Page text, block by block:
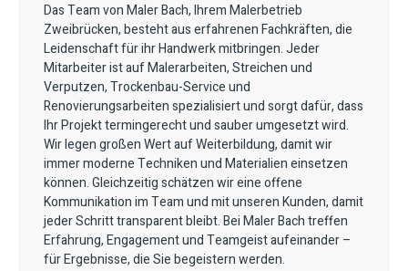
Das Team von Maler Bach, Ihrem Malerbetrieb
Zweibrücken, besteht aus erfahrenen Fachkräften, die
Leidenschaft für ihr Handwerk mitbringen. Jeder
Mitarbeiter ist auf Malerarbeiten, Streichen und
Verputzen, Trockenbau-Service und
Renovierungsarbeiten spezialisiert und sorgt dafür, dass
Ihr Projekt termingerecht und sauber umgesetzt wird.
Wir legen großen Wert auf Weiterbildung, damit wir
immer moderne Techniken und Materialien einsetzen
können. Gleichzeitig schätzen wir eine offene
Kommunikation im Team und mit unseren Kunden, damit
jeder Schritt transparent bleibt. Bei Maler Bach treffen
Erfahrung, Engagement und Teamgeist aufeinander –
für Ergebnisse, die Sie begeistern werden.